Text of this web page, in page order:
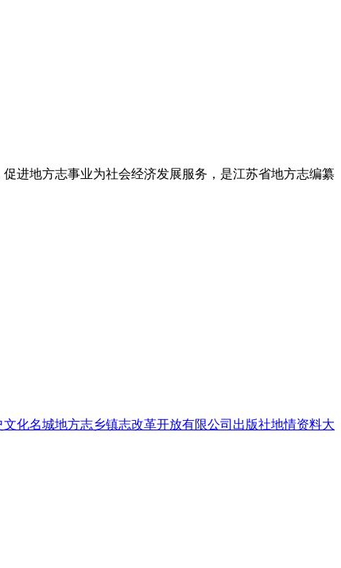
进地方志事业为社会经济发展服务，是江苏省地方志编纂
文化名城地方志乡镇志改革开放有限公司 出版社地情资料大